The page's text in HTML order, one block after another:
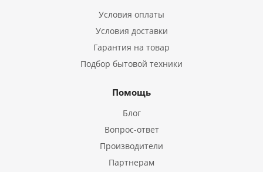
Условия оплаты
Условия доставки
Гарантия на товар
Подбор бытовой техники
Помощь
Блог
Вопрос-ответ
Производители
Партнерам